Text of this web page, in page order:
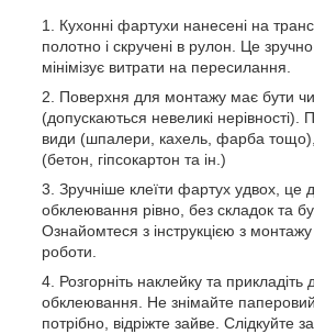
Кухонні фартухи нанесені на
полотно і скручені в рулон. Це
мінімізує витрати на пересилання.
Поверхня для монтажу має бути
(допускаються невеликі нерівності).
види (шпалери, кахель, фарба тощо),
(бетон, гіпсокартон та ін.)
Зручніше клеїти фартух удвох, це
обклеювання рівно, без складок та
Ознайомтеся з інструкцією з
роботи.
Розгорніть наклейку та прикладіть
обклеювання. Не знімайте
потрібно, відріжте зайве. Слідкуйте